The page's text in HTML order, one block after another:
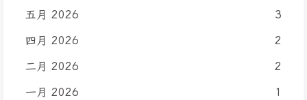
五月 2026
3
四月 2026
2
二月 2026
2
一月 2026
1